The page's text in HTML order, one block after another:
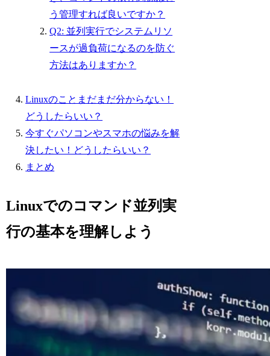
う管理すれば良いですか？
Q2: 並列実行でシステムリソ
ースが過負荷になるのを防ぐ
方法はありますか？
Linuxのことまだまだ分からない！
どうしたらいい？
今すぐパソコンやスマホの悩みを解
決したい！どうしたらいい？
まとめ
Linuxでのコマンド並列実
行の基本を理解しよう